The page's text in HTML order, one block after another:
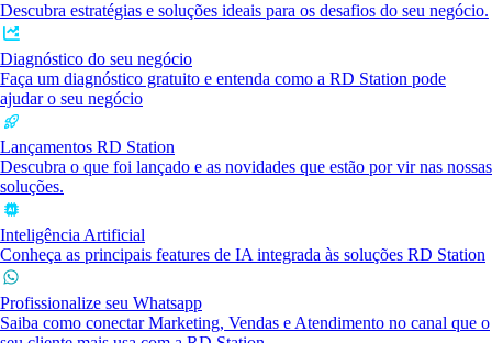
Descubra estratégias e soluções ideais para os desafios do seu negócio.
Diagnóstico do seu negócio
Faça um diagnóstico gratuito e entenda como a RD Station pode
ajudar o seu negócio
Lançamentos RD Station
Descubra o que foi lançado e as novidades que estão por vir nas nossas
soluções.
Inteligência Artificial
Conheça as principais features de IA integrada às soluções RD Station
Profissionalize seu Whatsapp
Saiba como conectar Marketing, Vendas e Atendimento no canal que o